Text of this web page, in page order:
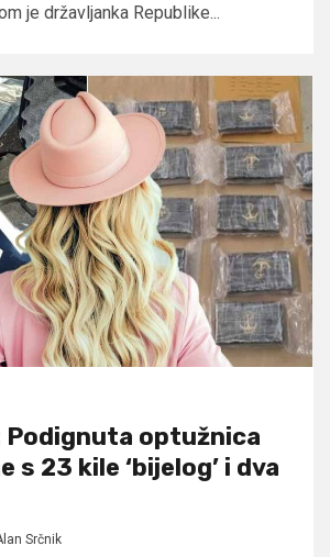
je državljanka Republike...
Podignuta optužnica
s 23 kile ‘bijelog’ i dva
Srčnik